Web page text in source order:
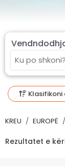
Klasifikoni
KREU EUROPË
Rezultatet e